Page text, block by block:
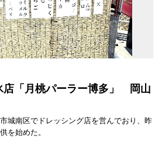
店「月桃パーラー博多」 岡山
城南区でドレッシング店を営んでおり、昨
を始めた。